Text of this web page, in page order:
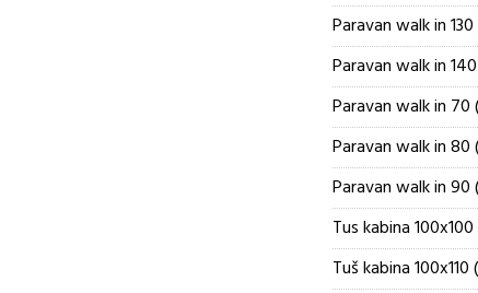
Paravan walk in 130
Paravan walk in 140
Paravan walk in 70
Paravan walk in 80
Paravan walk in 90
Tus kabina 100x100
Tuš kabina 100x110